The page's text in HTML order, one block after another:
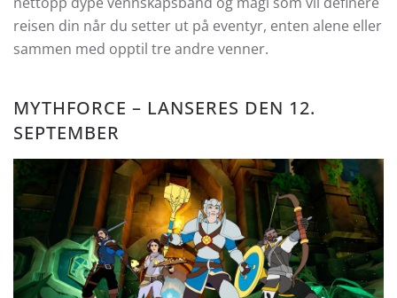
reisen din når du setter ut på eventyr, enten alene eller
sammen med opptil tre andre venner.
MYTHFORCE – LANSERES DEN 12.
SEPTEMBER